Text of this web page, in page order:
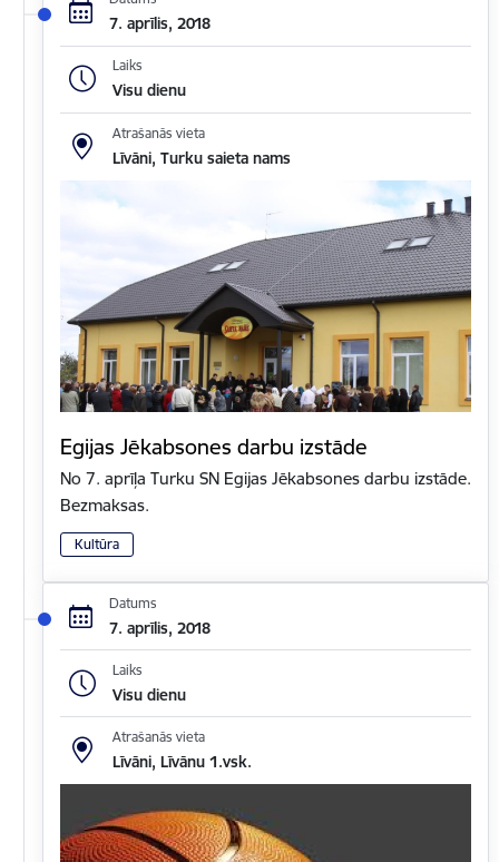
7. aprīlis, 2018
Laiks
Visu dienu
Atrašanās vieta
Līvāni, Turku saieta nams
Egijas Jēkabsones darbu izstāde
No 7. aprīļa Turku SN Egijas Jēkabsones darbu izstāde.
Bezmaksas.
Kultūra
Datums
7. aprīlis, 2018
Laiks
Visu dienu
Atrašanās vieta
Līvāni, Līvānu 1.vsk.